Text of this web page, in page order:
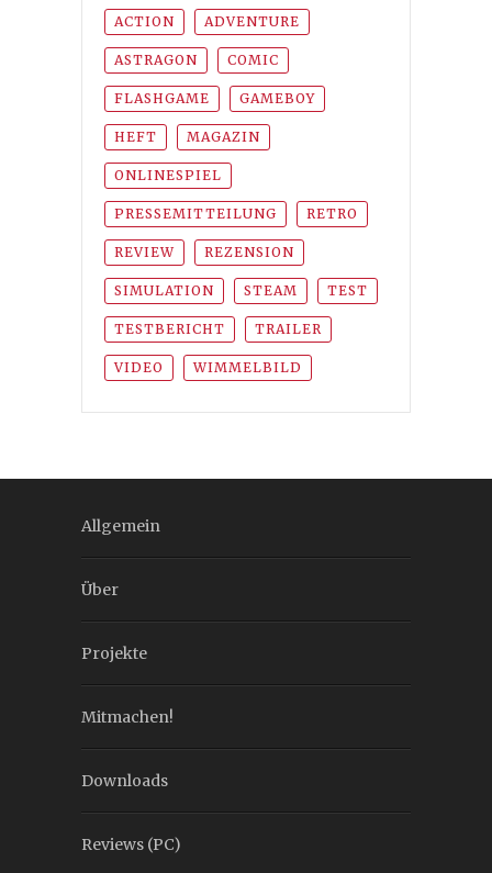
ACTION ADVENTURE
ASTRAGON COMIC
FLASHGAME GAMEBOY
HEFT MAGAZIN
ONLINESPIEL
PRESSEMITTEILUNG RETRO
REVIEW REZENSION
SIMULATION STEAM TEST
TESTBERICHT TRAILER
VIDEO WIMMELBILD
Allgemein
Über
Projekte
Mitmachen!
Downloads
Reviews (PC)